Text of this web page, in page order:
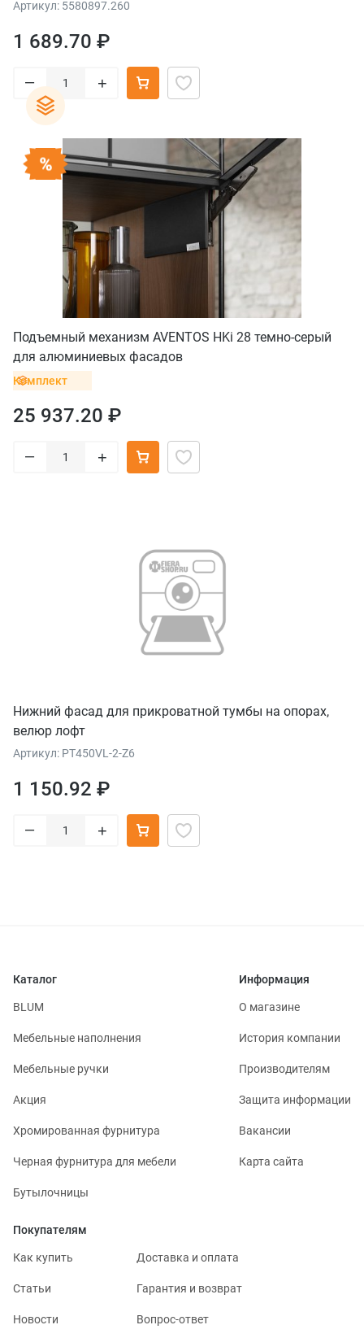
Артикул: 5580897.260
1 689.70 ₽
– +
Подъемный механизм AVENTOS HKi 28 темно-серый
для алюминиевых фасадов
Комплект
25 937.20 ₽
– +
Нижний фасад для прикроватной тумбы на опорах,
велюр лофт
Артикул: PT450VL-2-Z6
1 150.92 ₽
– +
Каталог
BLUM
Мебельные наполнения
Мебельные ручки
Акция
Хромированная фурнитура
Черная фурнитура для мебели
Бутылочницы
Информация
О магазине
История компании
Производителям
Защита информации
Вакансии
Карта сайта
Покупателям
Как купить Доставка и оплата
Статьи Гарантия и возврат
Новости Вопрос-ответ